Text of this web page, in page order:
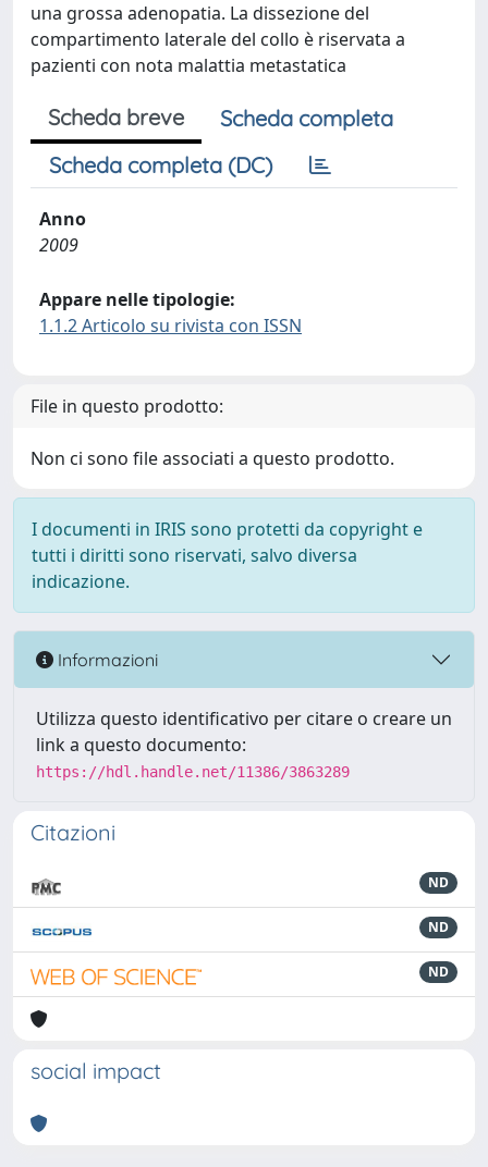
una grossa adenopatia. La dissezione del
compartimento laterale del collo è riservata a
pazienti con nota malattia metastatica
Scheda breve
Scheda completa
Scheda completa (DC)
Anno
2009
Appare nelle tipologie:
1.1.2 Articolo su rivista con ISSN
File in questo prodotto:
Non ci sono file associati a questo prodotto.
I documenti in IRIS sono protetti da copyright e
tutti i diritti sono riservati, salvo diversa
indicazione.
Informazioni
Utilizza questo identificativo per citare o creare un
link a questo documento:
https://hdl.handle.net/11386/3863289
Citazioni
ND
ND
ND
social impact